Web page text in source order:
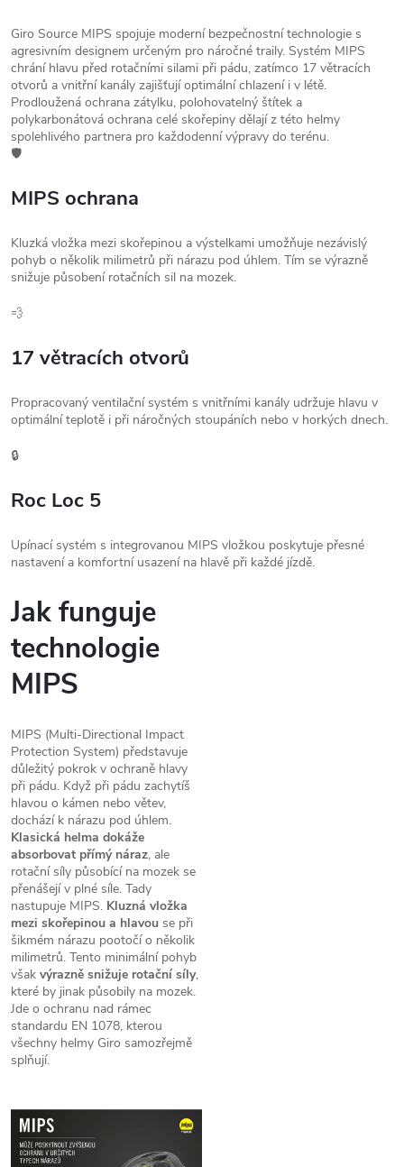
Giro Source MIPS spojuje moderní bezpečnostní technologie s
agresivním designem určeným pro náročné traily. Systém MIPS
chrání hlavu před rotačními silami při pádu, zatímco 17 větracích
otvorů a vnitřní kanály zajišťují optimální chlazení i v létě.
Prodloužená ochrana zátylku, polohovatelný štítek a
polykarbonátová ochrana celé skořepiny dělají z této helmy
spolehlivého partnera pro každodenní výpravy do terénu.
🛡️
MIPS ochrana
Kluzká vložka mezi skořepinou a výstelkami umožňuje nezávislý
pohyb o několik milimetrů při nárazu pod úhlem. Tím se výrazně
snižuje působení rotačních sil na mozek.
💨
17 větracích otvorů
Propracovaný ventilační systém s vnitřními kanály udržuje hlavu v
optimální teplotě i při náročných stoupáních nebo v horkých dnech.
🔒
Roc Loc 5
Upínací systém s integrovanou MIPS vložkou poskytuje přesné
nastavení a komfortní usazení na hlavě při každé jízdě.
Jak funguje
technologie
MIPS
MIPS (Multi-Directional Impact
Protection System) představuje
důležitý pokrok v ochraně hlavy
při pádu. Když při pádu zachytíš
hlavou o kámen nebo větev,
dochází k nárazu pod úhlem.
Klasická helma dokáže
absorbovat přímý náraz, ale
rotační síly působící na mozek se
přenášejí v plné síle. Tady
nastupuje MIPS. Kluzná vložka
mezi skořepinou a hlavou se při
šikmém nárazu pootočí o několik
milimetrů. Tento minimální pohyb
však výrazně snižuje rotační síly,
které by jinak působily na mozek.
Jde o ochranu nad rámec
standardu EN 1078, kterou
všechny helmy Giro samozřejmě
splňují.